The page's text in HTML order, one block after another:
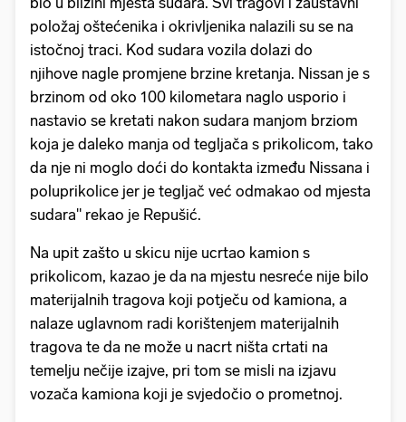
položaj oštećenika i okrivljenika nalazili su se na
istočnoj traci. Kod sudara vozila dolazi do
njihove nagle promjene brzine kretanja. Nissan je s
brzinom od oko 100 kilometara naglo usporio i
nastavio se kretati nakon sudara manjom brziom
koja je daleko manja od tegljača s prikolicom, tako
da nje ni moglo doći do kontakta između Nissana i
poluprikolice jer je tegljač već odmakao od mjesta
sudara" rekao je Repušić.
Na upit zašto u skicu nije ucrtao kamion s
prikolicom, kazao je da na mjestu nesreće nije bilo
materijalnih tragova koji potječu od kamiona, a
nalaze uglavnom radi korištenjem materijalnih
tragova te da ne može u nacrt ništa crtati na
temelju nečije izajve, pri tom se misli na izjavu
vozača kamiona koji je svjedočio o prometnoj.